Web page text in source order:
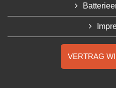
VERTRAG